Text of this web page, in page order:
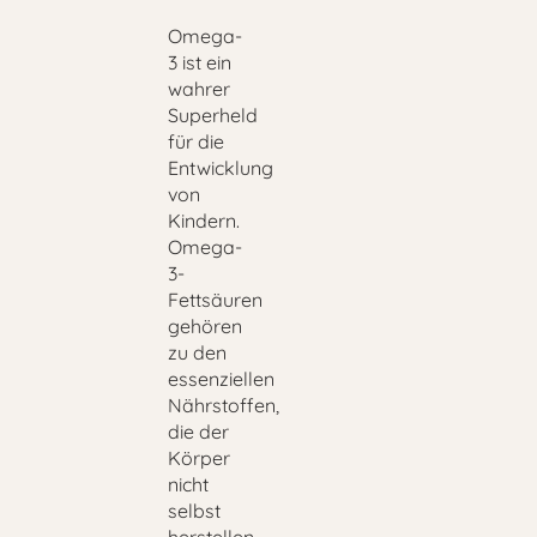
Omega-
3 ist ein
wahrer
Superheld
für die
Entwicklung
von
Kindern.
Omega-
3-
Fettsäuren
gehören
zu den
essenziellen
Nährstoffen,
die der
Körper
nicht
selbst